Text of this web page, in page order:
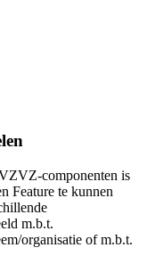
componenten is
Feature te kunnen
m.b.t.
organisatie of m.b.t.